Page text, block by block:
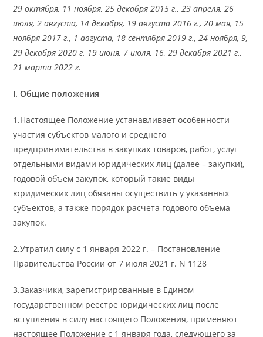
29 октября, 11 ноября, 25 декабря 2015 г., 23 апреля, 26
июля, 2 августа, 14 декабря, 19 августа 2016 г., 20 мая, 15
ноября 2017 г., 1 августа, 18 сентября 2019 г., 24 ноября, 9,
29 декабря 2020 г. 19 июня, 7 июля, 16, 29 декабря 2021 г.,
21 марта 2022 г.
I. Общие положения
1.Настоящее Положение устанавливает особенности
участия субъектов малого и среднего
предпринимательства в закупках товаров, работ, услуг
отдельными видами юридических лиц (далее – закупки),
годовой объем закупок, который такие виды
юридических лиц обязаны осуществить у указанных
субъектов, а также порядок расчета годового объема
закупок.
2.Утратил силу с 1 января 2022 г. – Постановление
Правительства России от 7 июля 2021 г. N 1128
3.Заказчики, зарегистрированные в Едином
государственном реестре юридических лиц после
вступления в силу настоящего Положения, применяют
настоящее Положение с 1 января года, следующего за